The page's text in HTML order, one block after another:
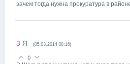
зачем тогда нужна прокуратура в
3 Я (05.03.2014 08:16)
0